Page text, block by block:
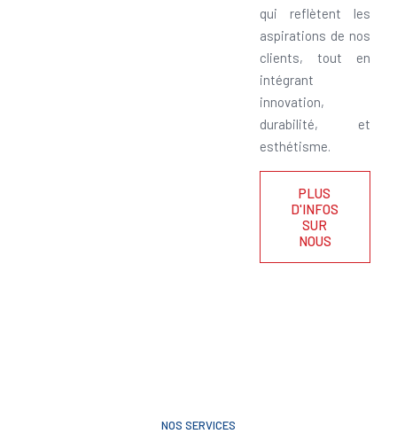
qui reflètent les
aspirations de nos
clients, tout en
intégrant
innovation,
durabilité, et
esthétisme.
PLUS
D'INFOS
SUR
NOUS
NOS SERVICES